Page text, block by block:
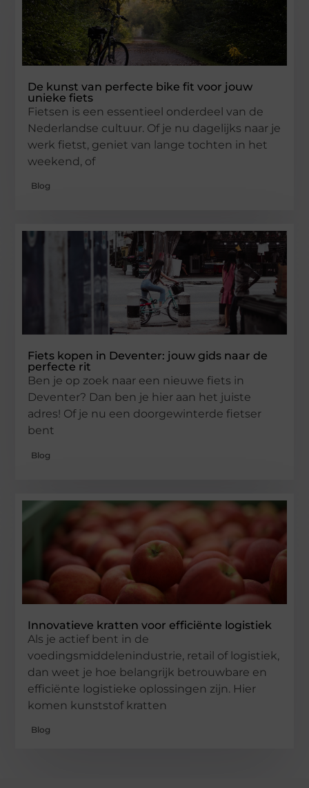
De kunst van perfecte bike fit voor jouw
unieke fiets
Fietsen is een essentieel onderdeel van de
Nederlandse cultuur. Of je nu dagelijks naar je
werk fietst, geniet van lange tochten in het
weekend, of
Blog
Fiets kopen in Deventer: jouw gids naar de
perfecte rit
Ben je op zoek naar een nieuwe fiets in
Deventer? Dan ben je hier aan het juiste
adres! Of je nu een doorgewinterde fietser
bent
Blog
Innovatieve kratten voor efficiënte logistiek
Als je actief bent in de
voedingsmiddelenindustrie, retail of logistiek,
dan weet je hoe belangrijk betrouwbare en
efficiënte logistieke oplossingen zijn. Hier
komen kunststof kratten
Blog